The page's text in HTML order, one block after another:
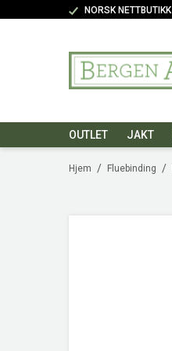
NORSK NETTBUTIKK
OUTLET JAKT
/
Hjem /
Fluebinding